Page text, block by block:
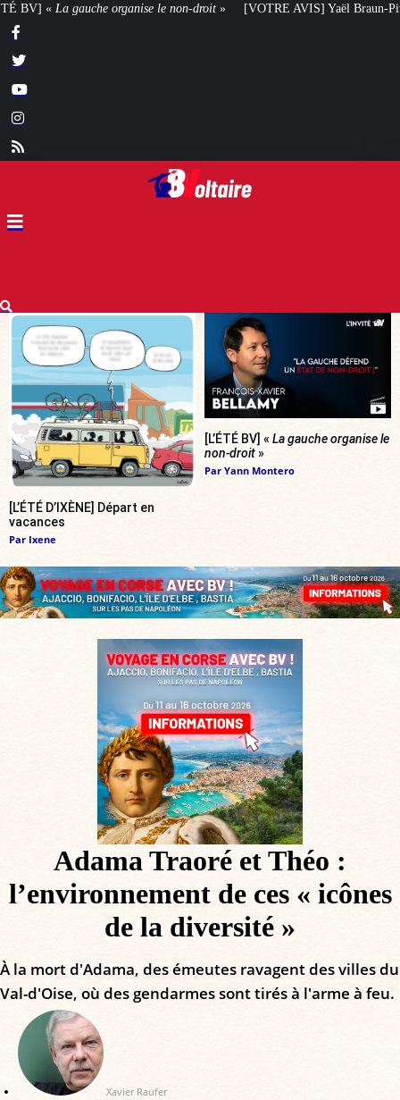
droit» [VOTRE AVIS] Yaël Braun-Pivet doit-elle renoncer à son projet
[L’ÉTÉ D’IXÈNE] Départ en
vacances
Par Ixene
[L’ÉTÉ BV] « La gauche organise le
non-droit»
Par Yann Montero
Adama Traoré et Théo :
l’environnement de ces « icônes
de la diversité »
À la mort d'Adama, des émeutes ravagent des villes du
Val-d'Oise, où des gendarmes sont tirés à l'arme à feu.
Xavier Raufer